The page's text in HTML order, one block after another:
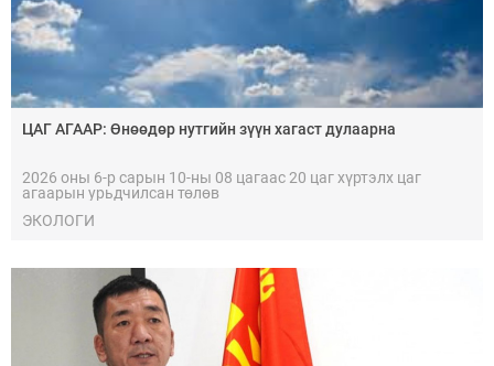
ЦАГ АГААР: Өнөөдөр нутгийн зүүн хагаст дулаарна
2026 оны 6-р сарын 10-ны 08 цагаас 20 цаг хүртэлх цаг
агаарын урьдчилсан төлөв
ЭКОЛОГИ